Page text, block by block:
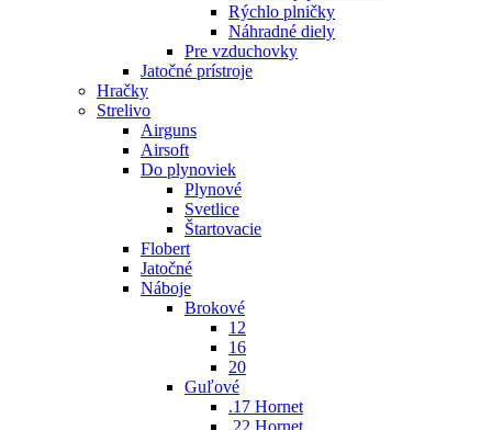
Rýchlo plničky
Náhradné diely
Pre vzduchovky
Jatočné prístroje
Hračky
Strelivo
Airguns
Airsoft
Do plynoviek
Plynové
Svetlice
Štartovacie
Flobert
Jatočné
Náboje
Brokové
12
16
20
Guľové
.17 Hornet
.22 Hornet